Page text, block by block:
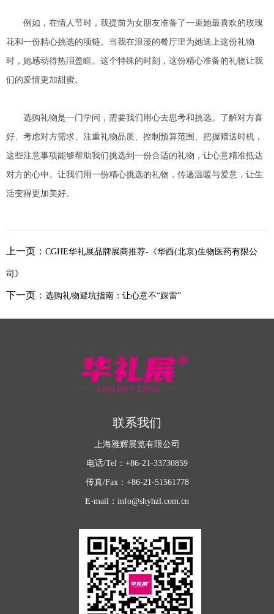
例如，在情人节时，我提前为女朋友准备了一束她最喜欢的玫瑰
花和一份精心挑选的项链。当我在浪漫的餐厅里为她送上这份礼物
时，她感动得热泪盈眶。这个特殊的时刻，这份精心准备的礼物让我
们的爱情更加甜蜜。
选购礼物是一门学问，需要我们用心去思考和挑选。了解对方喜
好、考虑对方需求、注重礼物品质、控制预算范围、把握赠送时机，
这些注意事项能够帮助我们挑选到一份合适的礼物，让心意精准抵达
对方的心中。让我们用一份精心挑选的礼物，传递温暖与爱意，让生
活变得更加美好。
上一页： CGHE华礼展品牌展商推荐-《华酉(北京)生物医药有限公
司》
下一页： 选购礼物避坑指南：让心意不“踩雷”
联系我们
上海雅辉展览有限公司
电话/Tel：+86-21-33730859
传真/Fax：+86-21-51561778
E-mail：info@shyhzl.com.cn